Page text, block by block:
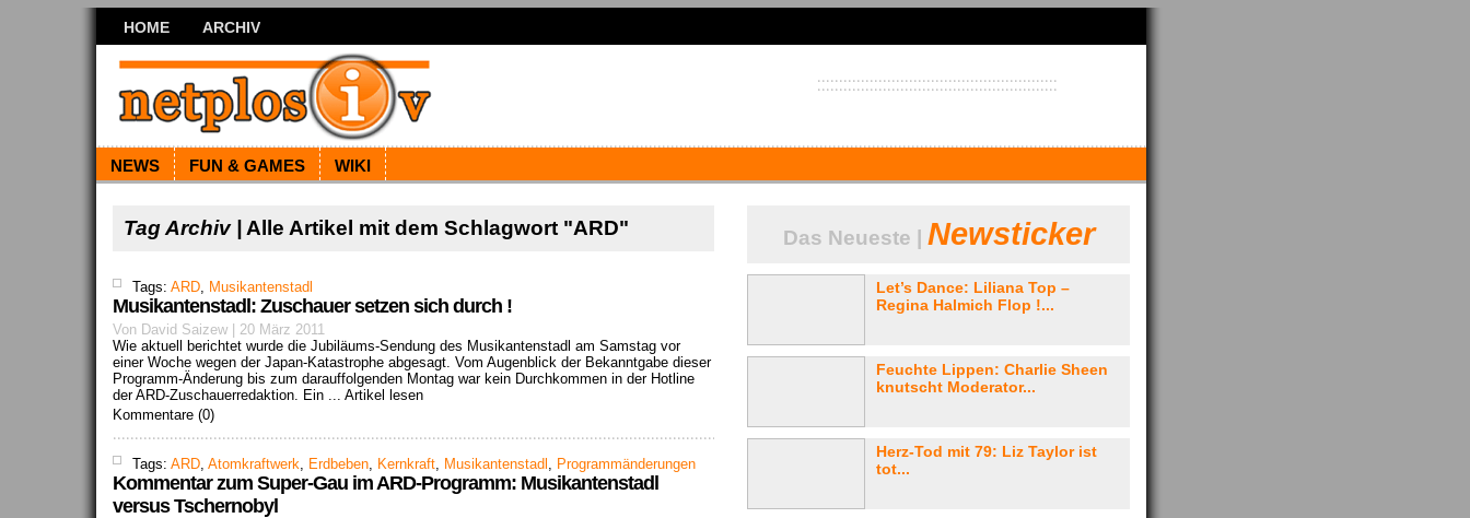
HOME ARCHIV
NEWS FUN & GAMES WIKI
Tag Archiv | Alle Artikel mit dem Schlagwort "ARD"
Tags: ARD, Musikantenstadl
Musikantenstadl: Zuschauer setzen sich durch !
Von David Saizew | 20 März 2011
Wie aktuell berichtet wurde die Jubiläums-Sendung des Musikantenstadl am Samstag vor
einer Woche wegen der Japan-Katastrophe abgesagt. Vom Augenblick der Bekanntgabe dieser
Programm-Änderung bis zum darauffolgenden Montag war kein Durchkommen in der Hotline
der ARD-Zuschauerredaktion. Ein ... Artikel lesen
Kommentare (0)
Tags: ARD, Atomkraftwerk, Erdbeben, Kernkraft, Musikantenstadl , Programmänderungen
Kommentar zum Super-Gau im ARD-Programm: Musikantenstadl
versus Tschernobyl
Das Neueste | Newsticker
Let’s Dance: Liliana Top –
Regina Halmich Flop !...
Feuchte Lippen: Charlie Sheen
knutscht Moderator...
Herz-Tod mit 79: Liz Taylor ist
tot...